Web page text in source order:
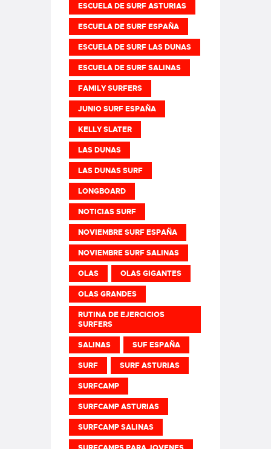
ESCUELA DE SURF ASTURIAS
ESCUELA DE SURF ESPAÑA
ESCUELA DE SURF LAS DUNAS
ESCUELA DE SURF SALINAS
FAMILY SURFERS
JUNIO SURF ESPAÑA
KELLY SLATER
LAS DUNAS
LAS DUNAS SURF
LONGBOARD
NOTICIAS SURF
NOVIEMBRE SURF ESPAÑA
NOVIEMBRE SURF SALINAS
OLAS OLAS GIGANTES
OLAS GRANDES
RUTINA DE EJERCICIOS
SURFERS
SALINAS SUF ESPAÑA
SURF SURF ASTURIAS
SURFCAMP
SURFCAMP ASTURIAS
SURFCAMP SALINAS